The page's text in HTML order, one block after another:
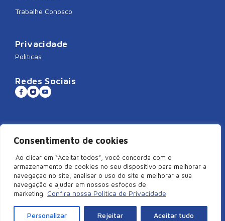
Consentimento de cookies
Ao clicar em “Aceitar todos”, você concorda com o
armazenamento de cookies no seu dispositivo para melhorar a
navegaçao no site, analisar o uso do site e melhorar a sua
navegação e ajudar em nossos esfoços de
marketing.
Confira nossa Política de Privacidade
Personalizar Rejeitar Aceitar tudo
Trabalhe Conosco
Privacidade
Políticas
Redes Sociais
Sistema CNDL
©2026 Câmara de Dirigentes Lojistas de São Miguel do Oeste/SC –
Todos Direitos Reservados | Rua Duque de Caxias, 920, Centro –
89900-000 | CNPJ: 83.829.820/0001-18